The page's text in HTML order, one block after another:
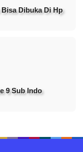
Dibuka Di Hp
9 Sub Indo